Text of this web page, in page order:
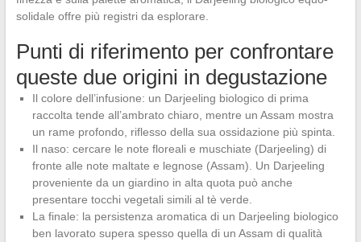
solidale offre più registri da esplorare.
Punti di riferimento per confrontare
queste due origini in degustazione
Il colore dell’infusione: un Darjeeling biologico di prima
raccolta tende all’ambrato chiaro, mentre un Assam mostra
un rame profondo, riflesso della sua ossidazione più spinta.
Il naso: cercare le note floreali e muschiate (Darjeeling) di
fronte alle note maltate e legnose (Assam). Un Darjeeling
proveniente da un giardino in alta quota può anche
presentare tocchi vegetali simili al tè verde.
La finale: la persistenza aromatica di un Darjeeling biologico
ben lavorato supera spesso quella di un Assam di qualità